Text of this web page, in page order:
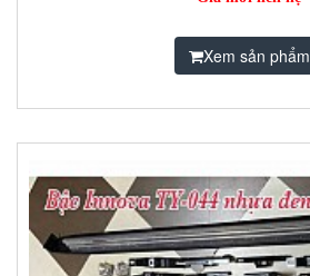
Xem sản phẩm